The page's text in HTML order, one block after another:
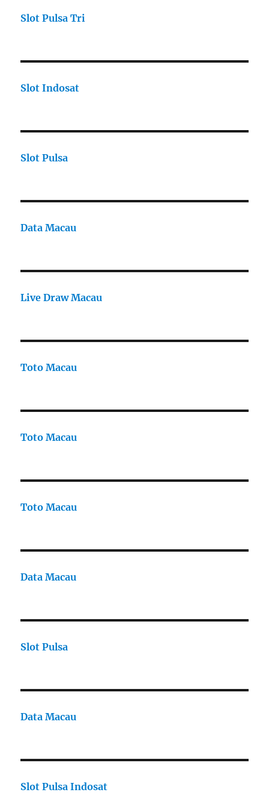
Slot Pulsa Tri
Slot Indosat
Slot Pulsa
Data Macau
Live Draw Macau
Toto Macau
Toto Macau
Toto Macau
Data Macau
Slot Pulsa
Data Macau
Slot Pulsa Indosat